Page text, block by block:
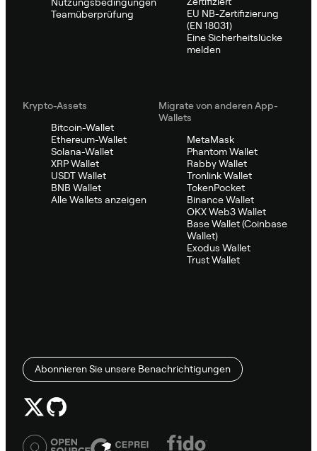
Teamüberprüfung
EU NB-Zertifizierung
(EN 18031)
Eine Sicherheitslücke
melden
Krypto-Assets
Bitcoin-Wallet
Ethereum-Wallet
Solana-Wallet
XRP Wallet
USDT Wallet
BNB Wallet
Alle Wallets anzeigen
Migrate von anderen App-
Wallets
MetaMask
Phantom Wallet
Rabby Wallet
Tronlink Wallet
TokenPocket
Binance Wallet
OKX Web3 Wallet
Base Wallet (Coinbase
Wallet)
Exodus Wallet
Trust Wallet
Abonnieren Sie unsere Benachrichtigungen